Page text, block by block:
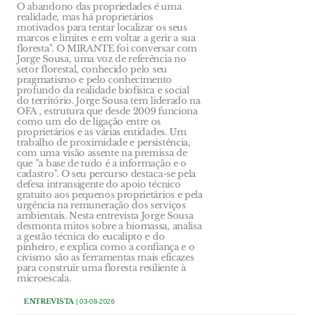
O abandono das propriedades é uma
realidade, mas há proprietários
motivados para tentar localizar os seus
marcos e limites e em voltar a gerir a sua
floresta". O MIRANTE foi conversar com
Jorge Sousa, uma voz de referência no
setor florestal, conhecido pelo seu
pragmatismo e pelo conhecimento
profundo da realidade biofísica e social
do território. Jorge Sousa tem liderado na
OFA , estrutura que desde 2009 funciona
como um elo de ligação entre os
proprietários e as várias entidades. Um
trabalho de proximidade e persistência,
com uma visão assente na premissa de
que "a base de tudo é a informação e o
cadastro". O seu percurso destaca-se pela
defesa intransigente do apoio técnico
gratuito aos pequenos proprietários e pela
urgência na remuneração dos serviços
ambientais. Nesta entrevista Jorge Sousa
desmonta mitos sobre a biomassa, analisa
a gestão técnica do eucalipto e do
pinheiro, e explica como a confiança e o
civismo são as ferramentas mais eficazes
para construir uma floresta resiliente à
microescala.
ENTREVISTA| 03-08-2026